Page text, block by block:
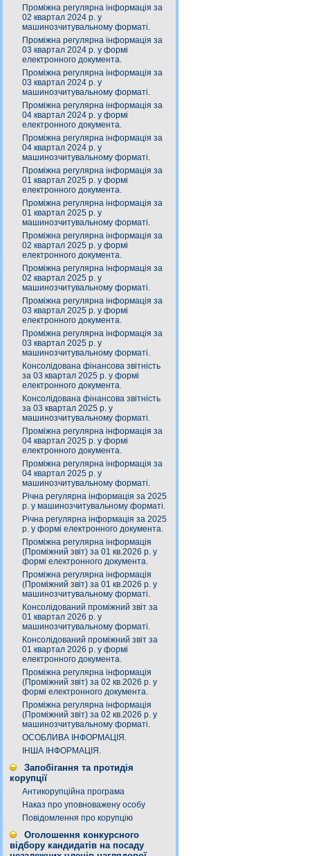
Проміжна регулярна інформація за
02 квартал 2024 р. у
машинозчитувальному форматі.
Проміжна регулярна інформація за
03 квартал 2024 р. у формі
електронного документа.
Проміжна регулярна інформація за
03 квартал 2024 р. у
машинозчитувальному форматі.
Проміжна регулярна інформація за
04 квартал 2024 р. у формі
електронного документа.
Проміжна регулярна інформація за
04 квартал 2024 р. у
машинозчитувальному форматі.
Проміжна регулярна інформація за
01 квартал 2025 р. у формі
електронного документа.
Проміжна регулярна інформація за
01 квартал 2025 р. у
машинозчитувальному форматі.
Проміжна регулярна інформація за
02 квартал 2025 р. у формі
електронного документа.
Проміжна регулярна інформація за
02 квартал 2025 р. у
машинозчитувальному форматі.
Проміжна регулярна інформація за
03 квартал 2025 р. у формі
електронного документа.
Проміжна регулярна інформація за
03 квартал 2025 р. у
машинозчитувальному форматі.
Консолідована фінансова звітність
за 03 квартал 2025 р. у формі
електронного документа.
Консолідована фінансова звітність
за 03 квартал 2025 р. у
машинозчитувальному форматі.
Проміжна регулярна інформація за
04 квартал 2025 р. у формі
електронного документа.
Проміжна регулярна інформація за
04 квартал 2025 р. у
машинозчитувальному форматі.
Річна регулярна інформація за 2025
р. у машинозчитувальному форматі.
Річна регулярна інформація за 2025
р. у формі електронного документа.
Проміжна регулярна інформація
(Проміжний звіт) за 01 кв.2026 р. у
формі електронного документа.
Проміжна регулярна інформація
(Проміжний звіт) за 01 кв.2026 р. у
машинозчитувальному форматі.
Консолідований проміжний звіт за
01 квартал 2026 р. у
машинозчитувальному форматі.
Консолідований проміжний звіт за
01 квартал 2026 р. у формі
електронного документа.
Проміжна регулярна інформація
(Проміжний звіт) за 02 кв.2026 р. у
формі електронного документа.
Проміжна регулярна інформація
(Проміжний звіт) за 02 кв.2026 р. у
машинозчитувальному форматі.
ОСОБЛИВА ІНФОРМАЦІЯ.
ІНША ІНФОРМАЦІЯ.
Запобігання та протидія
корупції
Антикорупційна програма
Наказ про уповноважену особу
Повідомлення про корупцію
Оголошення конкурсного
відбору кандидатів на посаду